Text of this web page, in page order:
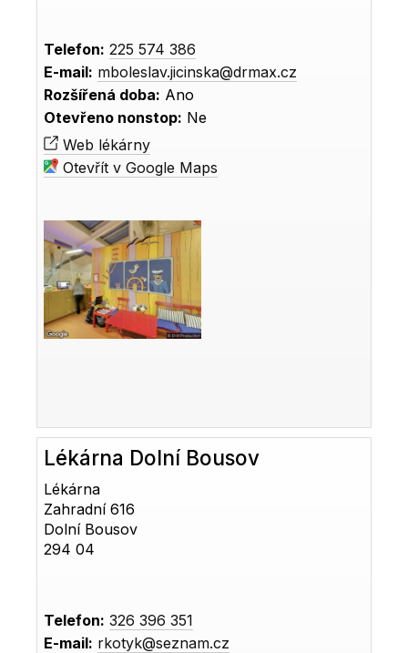
Telefon: 225 574 386
E-mail: mboleslav.jicinska@drmax.cz
Rozšířená doba: Ano
Otevřeno nonstop: Ne
Web lékárny
Otevřít v Google Maps
Lékárna Dolní Bousov
Lékárna
Zahradní 616
Dolní Bousov
294 04
Telefon: 326 396 351
E-mail: rkotyk@seznam.cz